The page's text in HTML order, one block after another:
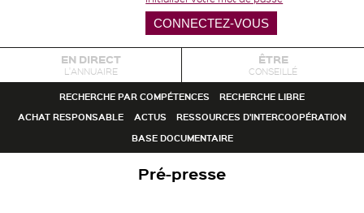
EN DIRECT
L'ANNUAIRE
ÊTRE
CONSEILLÉ
RECHERCHE PAR COMPÉTENCES
RECHERCHE LIBRE
ACHAT RESPONSABLE
ACTUS
RESSOURCES D'INTERCOOPÉRATION
BASE DOCUMENTAIRE
Pré-presse